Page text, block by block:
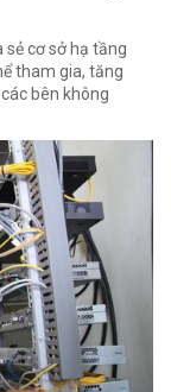
sẻ cơ sở hạ tầng
tham gia, tăng
bên không